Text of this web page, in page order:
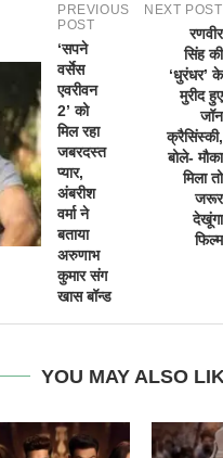
PREVIOUS
POST
‘सपने
वर्सेस
एवरीवन
2’ को
मिल रहा
जबरदस्त
प्यार,
अंबरीश
वर्मा ने
बताया
अरुणाभ
कुमार संग
खास बॉन्ड
NEXT POST
रणवीर
सिंह की
‘धुरंधर’ के
मुरीद हुए
जॉन
क्रैसिंस्की,
बोले- मौका
मिला तो
जरूर
देखूंगा
फिल्म
YOU MAY ALSO